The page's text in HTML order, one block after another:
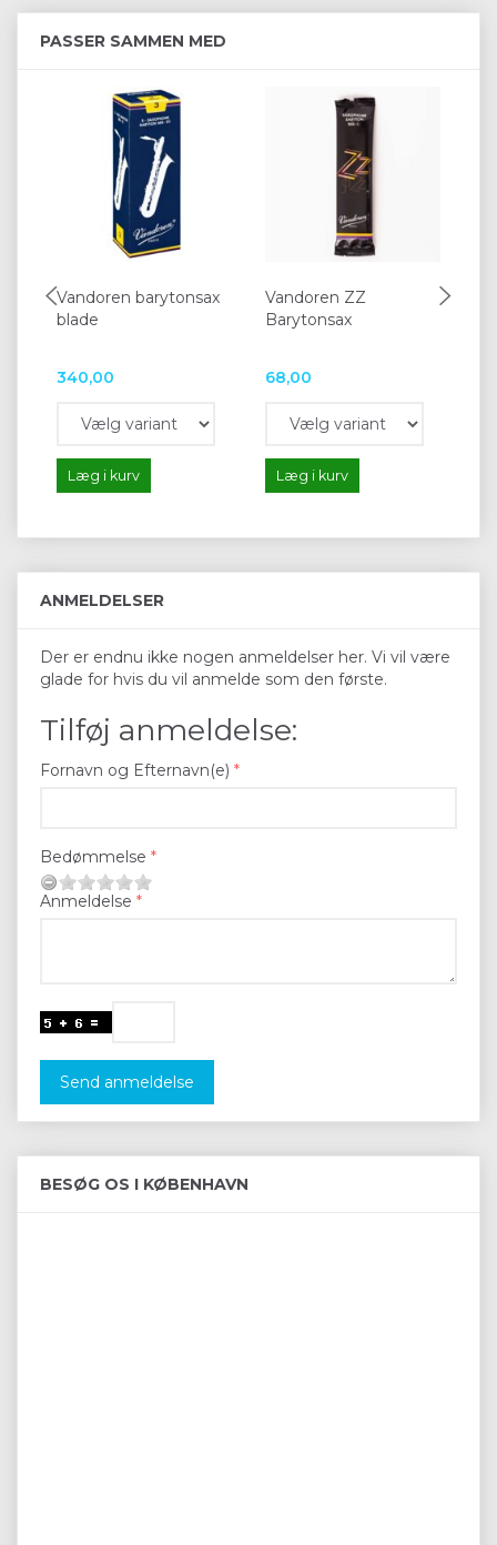
PASSER SAMMEN MED
Vandoren barytonsax
blade
340,00
Læg i kurv
Vandoren ZZ
Barytonsax
68,00
Læg i kurv
ANMELDELSER
Der er endnu ikke nogen anmeldelser her. Vi vil være
glade for hvis du vil anmelde som den første.
Tilføj anmeldelse:
Fornavn og Efternavn(e)
Bedømmelse
Anmeldelse
Send anmeldelse
BESØG OS I KØBENHAVN